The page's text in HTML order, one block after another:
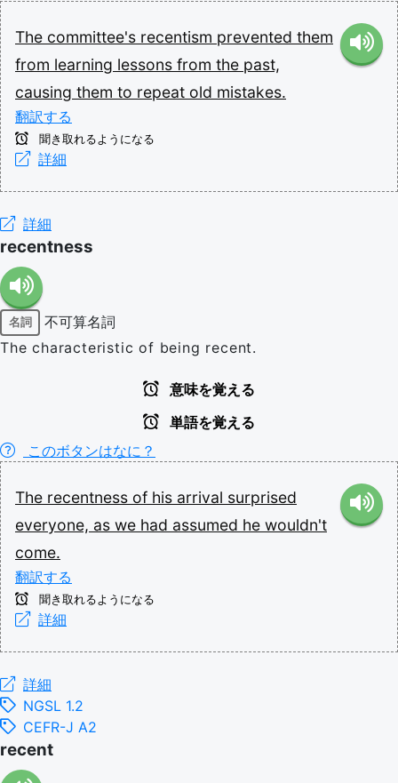
The committee's recentism prevented them
from learning lessons from the past,
causing them to repeat old mistakes.
翻訳する
聞き取れるようになる
詳細
詳細
recentness
名詞
不可算名詞
The characteristic of being recent.
意味を覚える
単語を覚える
このボタンはなに？
The recentness of his arrival surprised
everyone, as we had assumed he wouldn't
come.
翻訳する
聞き取れるようになる
詳細
詳細
NGSL 1.2
CEFR-J A2
recent